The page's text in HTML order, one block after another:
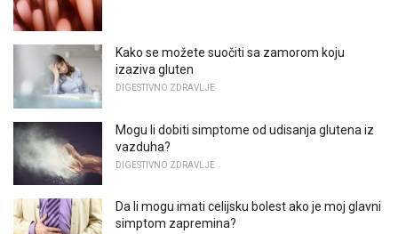
Kako se možete suočiti sa zamorom koju
izaziva gluten
DIGESTIVNO ZDRAVLJE
Mogu li dobiti simptome od udisanja glutena iz
vazduha?
DIGESTIVNO ZDRAVLJE
Da li mogu imati celijsku bolest ako je moj glavni
simptom zapremina?